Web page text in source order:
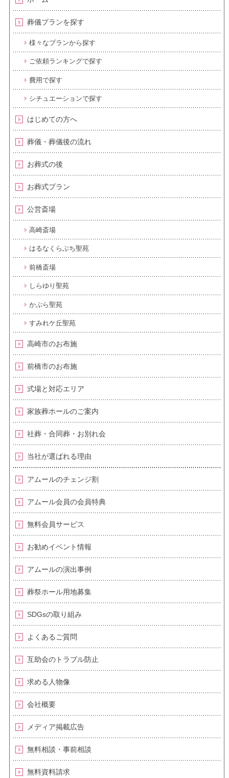
葬儀プランを探す
様々なプランから探す
ご依頼ランキングで探す
費用で探す
シチュエーションで探す
はじめての方へ
葬儀・葬儀後の流れ
お葬式の後
お葬式プラン
公営斎場
高崎斎場
はるなくらぶち聖苑
前橋斎場
しらゆり聖苑
かぶら聖苑
すみれケ丘聖苑
高崎市のお布施
前橋市のお布施
式場と対応エリア
家族葬ホールのご案内
社葬・合同葬・お別れ会
当社が選ばれる理由
アムールのチェンジ割
アムール会員の会員特典
無料会員サービス
お勧めイベント情報
アムールの演出事例
葬祭ホール用地募集
SDGsの取り組み
よくあるご質問
互助会のトラブル防止
求める人物像
会社概要
メディア掲載広告
無料相談・事前相談
無料資料請求